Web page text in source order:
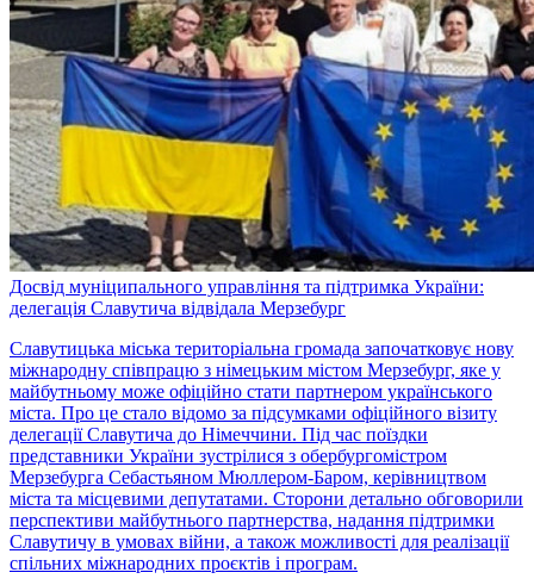
Досвід муніципального управління та підтримка України:
делегація Славутича відвідала Мерзебург
Славутицька міська територіальна громада започатковує нову
міжнародну співпрацю з німецьким містом Мерзебург, яке у
майбутньому може офіційно стати партнером українського
міста. Про це стало відомо за підсумками офіційного візиту
делегації Славутича до Німеччини. Під час поїздки
представники України зустрілися з обербургомістром
Мерзебурга Себастьяном Мюллером-Баром, керівництвом
міста та місцевими депутатами. Сторони детально обговорили
перспективи майбутнього партнерства, надання підтримки
Славутичу в умовах війни, а також можливості для реалізації
спільних міжнародних проєктів і програм.